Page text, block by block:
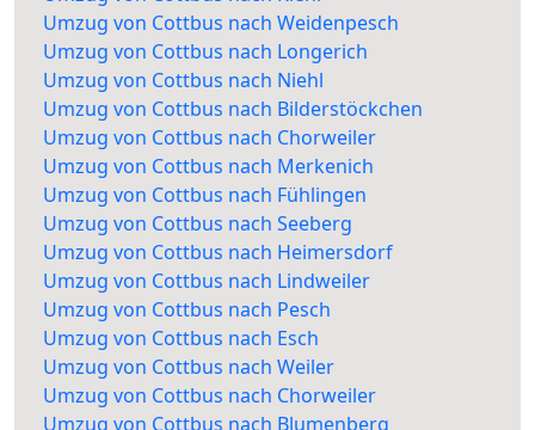
Umzug von Cottbus nach Weidenpesch
Umzug von Cottbus nach Longerich
Umzug von Cottbus nach Niehl
Umzug von Cottbus nach Bilderstöckchen
Umzug von Cottbus nach Chorweiler
Umzug von Cottbus nach Merkenich
Umzug von Cottbus nach Fühlingen
Umzug von Cottbus nach Seeberg
Umzug von Cottbus nach Heimersdorf
Umzug von Cottbus nach Lindweiler
Umzug von Cottbus nach Pesch
Umzug von Cottbus nach Esch
Umzug von Cottbus nach Weiler
Umzug von Cottbus nach Chorweiler
Umzug von Cottbus nach Blumenberg